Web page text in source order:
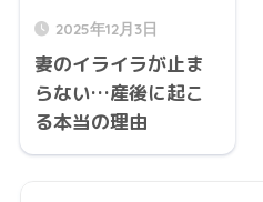
2025年12月3日
妻のイライラが止ま
らない…産後に起こ
る本当の理由